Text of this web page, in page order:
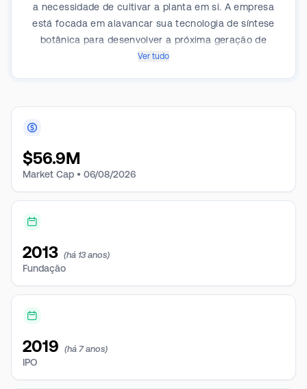
a necessidade de cultivar a planta em si. A empresa
está focada em alavancar sua tecnologia de síntese
botânica para desenvolver a próxima geração de
soluções terapêuticas clínicas e científicas, em dois
desenvolvimento de APIs baseados em células
Ver tudo
$56.9M
Market Cap • 06/08/2026
2013 (há 13 anos)
Fundação
2019 (há 7 anos)
IPO